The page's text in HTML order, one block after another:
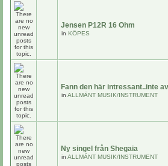
Jensen P12R 16 Ohm
in KÖPES
Fann den här intressant..inte
in ALLMÄNT MUSIK/INSTRUMENT
Ny singel från Shegaia
in ALLMÄNT MUSIK/INSTRUMENT